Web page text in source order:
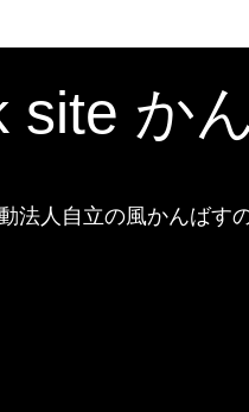
か
人自立の風かんばす